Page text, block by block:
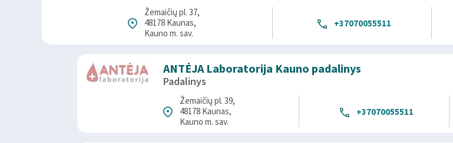
Žemaičių pl. 37,
48178 Kaunas,
Kauno m. sav.
+37070055511
ANTĖJA Laboratorija Kauno padalinys
Padalinys
Žemaičių pl. 39,
48178 Kaunas,
Kauno m. sav.
+37070055511